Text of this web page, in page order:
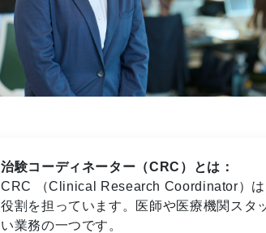
治験コーディネーター（CRC）とは：
CRC （Clinical Research Coordinator）は
役割を担っています。医師や医療機関スタ
い業務の一つです。